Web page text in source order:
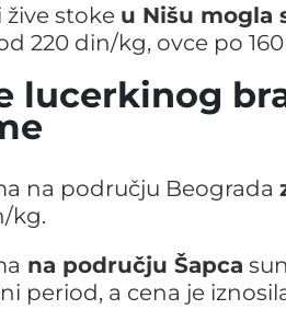
žive stoke u Nišu mogla
220 din/kg, ovce po
lucerkinog
na području Beograda
kg.
na području Šapca
period, a cena je